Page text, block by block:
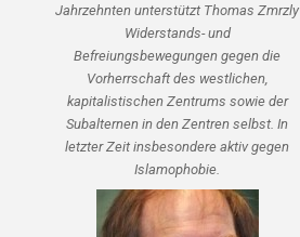
Jahrzehnten unterstützt Thomas Zmrzly
Widerstands- und
Befreiungsbewegungen gegen die
Vorherrschaft des westlichen,
kapitalistischen Zentrums sowie der
Subalternen in den Zentren selbst. In
letzter Zeit insbesondere aktiv gegen
Islamophobie.